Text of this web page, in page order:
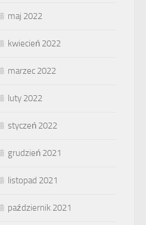
maj 2022
kwiecień 2022
marzec 2022
luty 2022
styczeń 2022
grudzień 2021
listopad 2021
październik 2021